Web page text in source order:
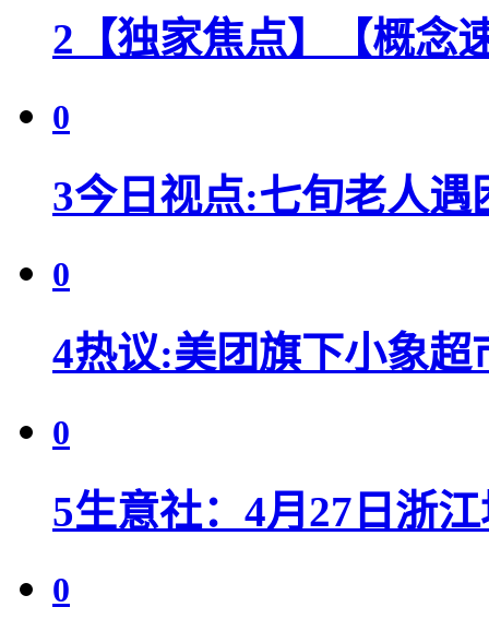
2 【独家焦点】【概念
0
3今日视点:七旬老人遇
0
4热议:美团旗下小象超
0
5生意社：4月27日浙
0